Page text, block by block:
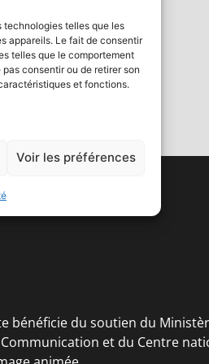
technologies telles que les
appareils. Le fait de consentir
telles que le comportement
consentir ou de retirer son
et fonctions.
Voir les préférences
bénéficie du soutien du
et du Centre